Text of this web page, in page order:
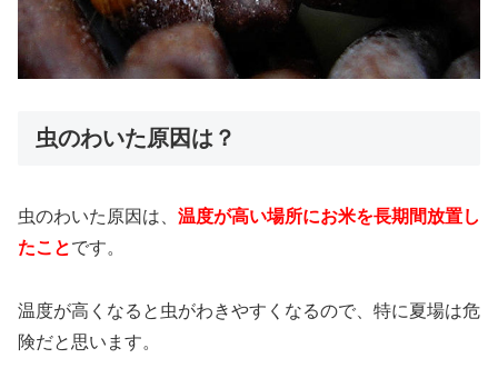
虫のわいた原因は？
虫のわいた原因は、 温度が高い場所にお米を長期間放置し
たことです。
温度が高くなると虫がわきやすくなるので、特に夏場は危
険だと思います。